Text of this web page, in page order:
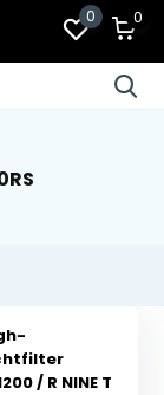
0 0
/ R NINE T